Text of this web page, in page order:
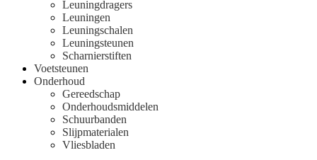
Leuningdragers
Leuningen
Leuningschalen
Leuningsteunen
Scharnierstiften
Voetsteunen
Onderhoud
Gereedschap
Onderhoudsmiddelen
Schuurbanden
Slijpmaterialen
Vliesbladen